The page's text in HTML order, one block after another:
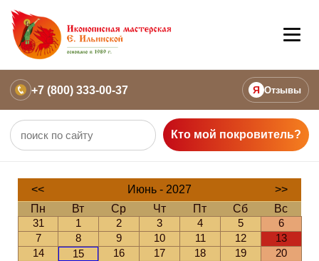
+7 (800) 333-00-37 Я Отзывы
Кто мой покровитель?
<< Июнь - 2027
>>
Пн
Вт Ср Чт Пт Сб
Вс
31
1 2 3 4 5
6
7
8 9 10 11 12
13
14
15 16 17 18 19
20